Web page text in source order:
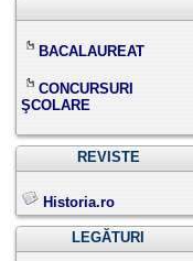
BACALAUREAT
CONCURSURI
ŞCOLARE
REVISTE
Historia.ro
LEGĂTURI